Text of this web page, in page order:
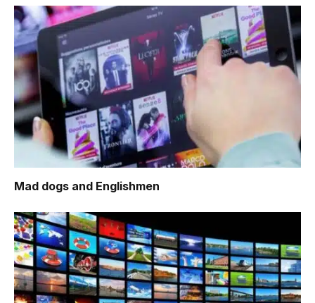
Mad dogs and Englishmen